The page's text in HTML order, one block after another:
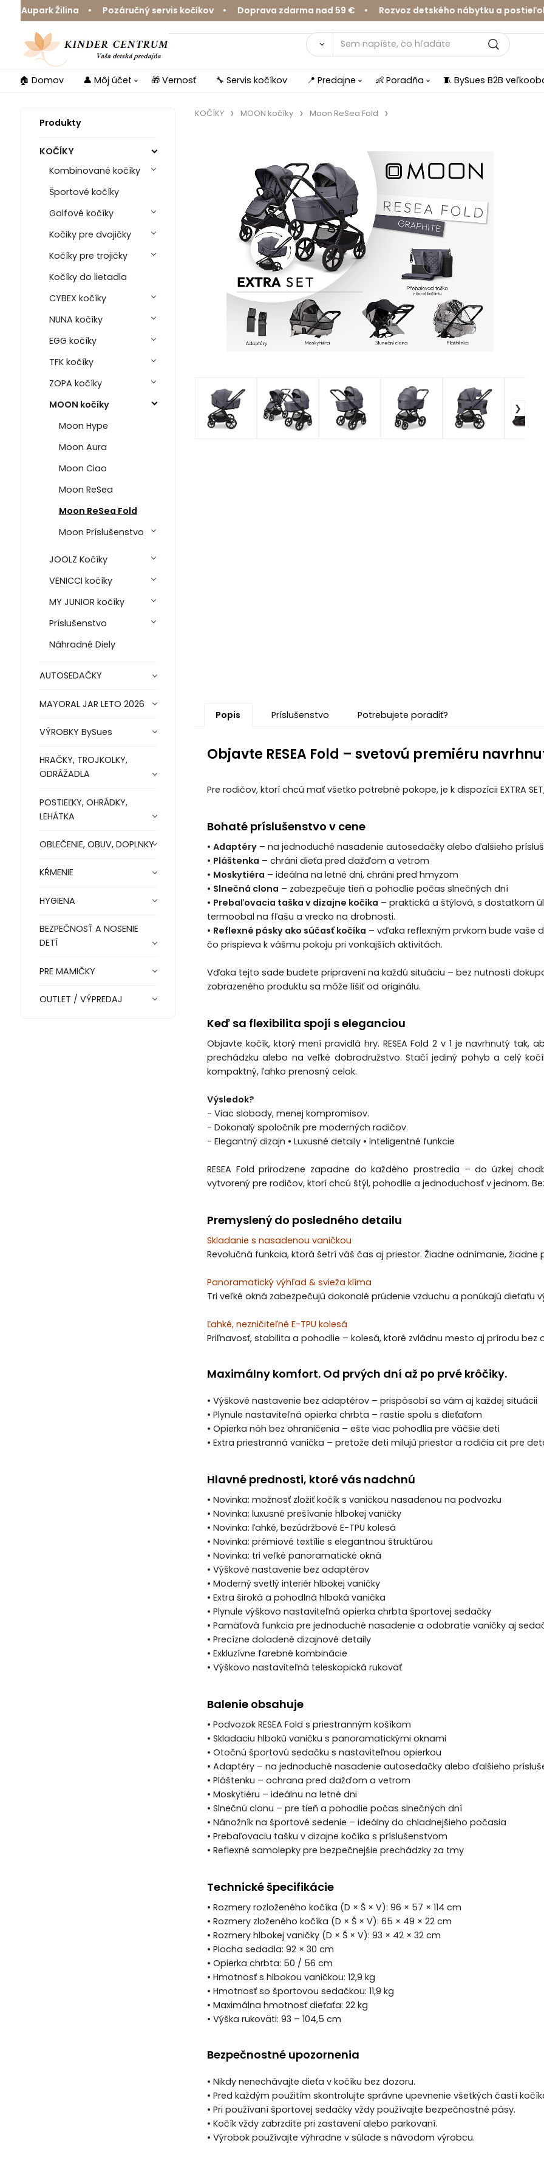
Žilina • Pozáručný servis kočíkov • Doprava zdarma nad 59 € • Rozvoz detského nábytku a postieľok v
🏠 Domov 👤 Môj účet 🎁 Vernosť 🔧 Servis kočíkov 📍 Predajne 👶 Poradňa 🧵 BySues B2B
Produkty
KOČÍKY
Kombinované kočíky
Športové kočíky
Golfové kočíky
Kočiky pre dvojičky
Kočíky pre trojičky
Kočíky do lietadla
CYBEX kočíky
NUNA kočíky
EGG kočíky
TFK kočíky
ZOPA kočíky
MOON kočíky
Moon Hype
Moon Aura
Moon Ciao
Moon ReSea
Moon ReSea Fold
Moon Príslušenstvo
JOOLZ Kočíky
VENICCI kočíky
MY JUNIOR kočíky
Príslušenstvo
Náhradné Diely
AUTOSEDAČKY
MAYORAL JAR LETO 2026
VÝROBKY BySues
HRAČKY, TROJKOLKY,
ODRÁŽADLA
POSTIEĽKY, OHRÁDKY,
LEHÁTKA
OBLEČENIE, OBUV, DOPLNKY
KŔMENIE
HYGIENA
BEZPEČNOSŤ A NOSENIE
DETÍ
PRE MAMIČKY
OUTLET / VÝPREDAJ
KOČÍKY MOON kočíky Moon ReSea Fold
Popis Príslušenstvo Potrebujete poradiť?
Objavte RESEA Fold – svetovú premiéru
Pre rodičov, ktorí chcú mať všetko potrebné pokope, je k dispozícii EXTRA
Bohaté príslušenstvo v cene
• Adaptéry– na jednoduché nasadenie autosedačky alebo ďalšieho
• Pláštenka – chráni dieťa pred dažďom a vetrom
• Moskytiéra – ideálna na letné dni, chráni pred hmyzom
• Slnečná clona – zabezpečuje tieň a pohodlie počas slnečných dní
• Prebaľovacia taška v dizajne kočíka – praktická a štýlová, s dostatkom
termoobal na fľašu a vrecko na drobnosti.
• Reflexné pásky ako súčasť kočíka – vďaka reflexným prvkom bude vaše
čo prispieva k vášmu pokoju pri vonkajších aktivitách.
Vďaka tejto sade budete pripravení na každú situáciu – bez nutnosti
zobrazeného produktu sa môže líšiť od originálu.
Keď sa flexibilita spojí s eleganciou
Objavte kočík, ktorý mení pravidlá hry. RESEA Fold 2 v 1 je navrhnutý
prechádzku alebo na veľké dobrodružstvo. Stačí jediný pohyb a celý
kompaktný, ľahko prenosný celok.
Výsledok?
- Viac slobody, menej kompromisov.
- Dokonalý spoločník pre moderných rodičov.
- Elegantný dizajn • Luxusné detaily • Inteligentné funkcie
RESEA Fold prirodzene zapadne do každého prostredia – do úzkej
vytvorený pre rodičov, ktorí chcú štýl, pohodlie a jednoduchosť v jednom.
Premyslený do posledného detailu
Skladanie s nasadenou vaničkou
Revolučná funkcia, ktorá šetrí váš čas aj priestor. Žiadne odnímanie,
Panoramatický výhľad & svieža klíma
Tri veľké okná zabezpečujú dokonalé prúdenie vzduchu a ponúkajú dieťaťu
Ľahké, nezničiteľné E-TPU kolesá
Priľnavosť, stabilita a pohodlie – kolesá, ktoré zvládnu mesto aj prírodu bez
Maximálny komfort. Od prvých dní až po prvé krôčiky.
• Výškové nastavenie bez adaptérov – prispôsobí sa vám aj každej situácii
• Plynule nastaviteľná opierka chrbta – rastie spolu s dieťaťom
• Opierka nôh bez ohraničenia – ešte viac pohodlia pre väčšie deti
• Extra priestranná vanička – pretože deti milujú priestor a rodičia cit pre
Hlavné prednosti, ktoré vás nadchnú
• Novinka: možnosť zložiť kočík s vaničkou nasadenou na podvozku
• Novinka: luxusné prešívanie hlbokej vaničky
• Novinka: ľahké, bezúdržbové E-TPU kolesá
• Novinka: prémiové textílie s elegantnou štruktúrou
• Novinka: tri veľké panoramatické okná
• Výškové nastavenie bez adaptérov
• Moderný svetlý interiér hlbokej vaničky
• Extra široká a pohodlná hlboká vanička
• Plynule výškovo nastaviteľná opierka chrbta športovej sedačky
• Pamäťová funkcia pre jednoduché nasadenie a odobratie vaničky aj
• Precízne doladené dizajnové detaily
• Exkluzívne farebné kombinácie
• Výškovo nastaviteľná teleskopická rukoväť
Balenie obsahuje
• Podvozok RESEA Fold s priestranným košíkom
• Skladaciu hlbokú vaničku s panoramatickými oknami
• Otočnú športovú sedačku s nastaviteľnou opierkou
• Adaptéry – na jednoduché nasadenie autosedačky alebo ďalšieho
• Pláštenku – ochrana pred dažďom a vetrom
• Moskytiéru – ideálnu na letné dni
• Slnečnú clonu – pre tieň a pohodlie počas slnečných dní
• Nánožník na športové sedenie – ideálny do chladnejšieho počasia
• Prebaľovaciu tašku v dizajne kočíka s príslušenstvom
• Reflexné samolepky pre bezpečnejšie prechádzky za tmy
Technické špecifikácie
• Rozmery rozloženého kočíka (D × Š × V): 96 × 57 × 114 cm
• Rozmery zloženého kočíka (D × Š × V): 65 × 49 × 22 cm
• Rozmery hlbokej vaničky (D × Š × V): 93 × 42 × 32 cm
• Plocha sedadla: 92 × 30 cm
• Opierka chrbta: 50 / 56 cm
• Hmotnosť s hlbokou vaničkou: 12,9 kg
• Hmotnosť so športovou sedačkou: 11,9 kg
• Maximálna hmotnosť dieťaťa: 22 kg
• Výška rukoväti: 93 – 104,5 cm
Bezpečnostné upozornenia
• Nikdy nenechávajte dieťa v kočíku bez dozoru.
• Pred každým použitím skontrolujte správne upevnenie všetkých častí
• Pri používaní športovej sedačky vždy používajte bezpečnostné pásy.
• Kočík vždy zabrzdite pri zastavení alebo parkovaní.
• Výrobok používajte výhradne v súlade s návodom výrobcu.